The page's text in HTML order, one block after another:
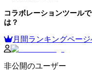
コラボレーションツール
は？
月間ランキングペー
非公開のユーザー